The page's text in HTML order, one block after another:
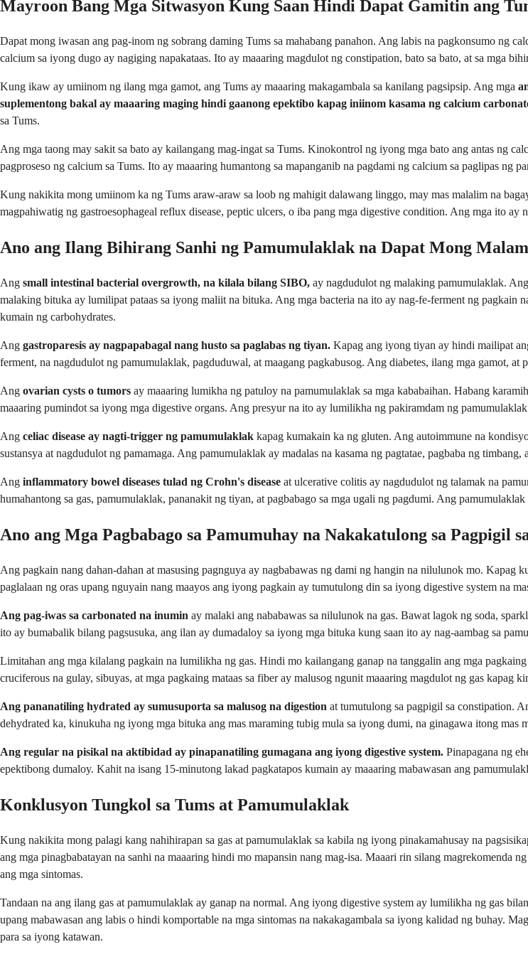
Mayroon Bang Mga Sitwasyon Kung Saan Hindi Dapat Gamitin ang
Dapat mong iwasan ang pag-inom ng sobrang daming Tums sa mahabang panahon. Ang labis na pagkonsumo ng
calcium sa iyong dugo ay nagiging napakataas. Ito ay maaaring magdulot ng constipation, bato sa bato, at sa mga
Kung ikaw ay umiinom ng ilang mga gamot, ang Tums ay maaaring makagambala sa kanilang pagsipsip. Ang mga
suplementong bakal ay maaaring maging hindi gaanong epektibo kapag iniinom kasama ng calcium
sa Tums.
Ang mga taong may sakit sa bato ay kailangang mag-ingat sa Tums. Kinokontrol ng iyong mga bato ang antas ng
pagproseso ng calcium sa Tums. Ito ay maaaring humantong sa mapanganib na pagdami ng calcium sa paglipas ng
Kung nakikita mong umiinom ka ng Tums araw-araw sa loob ng mahigit dalawang linggo, may mas malalim na
magpahiwatig ng gastroesophageal reflux disease, peptic ulcers, o iba pang mga digestive condition. Ang mga ito
Ano ang Ilang Bihirang Sanhi ng Pamumulaklak na Dapat Mong
Ang small intestinal bacterial overgrowth, na kilala bilang SIBO, ay nagdudulot ng malaking pamumulaklak.
malaking bituka ay lumilipat pataas sa iyong maliit na bituka. Ang mga bacteria na ito ay nag-fe-ferment ng pagkain
kumain ng carbohydrates.
Ang gastroparesis ay nagpapabagal nang husto sa paglabas ng tiyan. Kapag ang iyong tiyan ay hindi mailipat
ferment, na nagdudulot ng pamumulaklak, pagduduwal, at maagang pagkabusog. Ang diabetes, ilang mga gamot, at
Ang ovarian cysts o tumors ay maaaring lumikha ng patuloy na pamumulaklak sa mga kababaihan. Habang
maaaring pumindot sa iyong mga digestive organs. Ang presyur na ito ay lumilikha ng pakiramdam ng
Ang celiac disease ay nagti-trigger ng pamumulaklak kapag kumakain ka ng gluten. Ang autoimmune na
sustansya at nagdudulot ng pamamaga. Ang pamumulaklak ay madalas na kasama ng pagtatae, pagbaba ng
Ang inflammatory bowel diseases tulad ng Crohn's disease at ulcerative colitis ay nagdudulot ng talamak na
humahantong sa gas, pamumulaklak, pananakit ng tiyan, at pagbabago sa mga ugali ng pagdumi. Ang
Ano ang Mga Pagbabago sa Pamumuhay na Nakakatulong sa Pagpigil
Ang pagkain nang dahan-dahan at masusing pagnguya ay nagbabawas ng dami ng hangin na nilulunok mo.
paglalaan ng oras upang nguyain nang maayos ang iyong pagkain ay tumutulong din sa iyong digestive system na
Ang pag-iwas sa carbonated na inumin ay malaki ang nababawas sa nilulunok na gas. Bawat lagok ng soda,
ito ay bumabalik bilang pagsusuka, ang ilan ay dumadaloy sa iyong mga bituka kung saan ito ay nag-aambag sa
Limitahan ang mga kilalang pagkain na lumilikha ng gas. Hindi mo kailangang ganap na tanggalin ang mga
cruciferous na gulay, sibuyas, at mga pagkaing mataas sa fiber ay malusog ngunit maaaring magdulot ng gas kapag
Ang pananatiling hydrated ay sumusuporta sa malusog na digestion at tumutulong sa pagpigil sa constipation.
dehydrated ka, kinukuha ng iyong mga bituka ang mas maraming tubig mula sa iyong dumi, na ginagawa itong mas
Ang regular na pisikal na aktibidad ay pinapanatiling gumagana ang iyong digestive system. Pinapagana ng
epektibong dumaloy. Kahit na isang 15-minutong lakad pagkatapos kumain ay maaaring mabawasan ang
Konklusyon Tungkol sa Tums at Pamumulaklak
Kung nakikita mong palagi kang nahihirapan sa gas at pamumulaklak sa kabila ng iyong pinakamahusay na
ang mga pinagbabatayan na sanhi na maaaring hindi mo mapansin nang mag-isa. Maaari rin silang magrekomenda
ang mga sintomas.
Tandaan na ang ilang gas at pamumulaklak ay ganap na normal. Ang iyong digestive system ay lumilikha ng gas
upang mabawasan ang labis o hindi komportable na mga sintomas na nakakagambala sa iyong kalidad ng buhay.
para sa iyong katawan.